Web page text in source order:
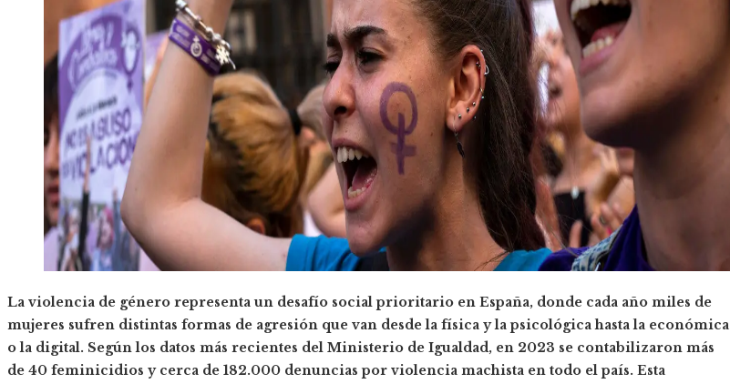
La violencia de género representa un desafío social prioritario en España, donde cada año miles de
mujeres sufren distintas formas de agresión que van desde la física y la psicológica hasta la económica
o la digital. Según los datos más recientes del Ministerio de Igualdad, en 2023 se contabilizaron más
de 40 feminicidios y cerca de 182.000 denuncias por violencia machista en todo el país. Esta